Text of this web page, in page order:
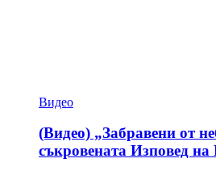
Видео
(Видео) „Забравени от
съкровената Изповед